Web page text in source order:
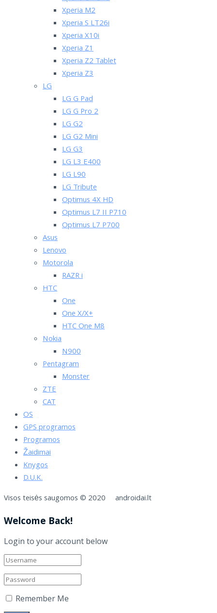
Xperia M2
Xperia S LT26i
Xperia X10i
Xperia Z1
Xperia Z2 Tablet
Xperia Z3
LG
LG G Pad
LG G Pro 2
LG G2
LG G2 Mini
LG G3
LG L3 E400
LG L90
LG Tribute
Optimus 4X HD
Optimus L7 II P710
Optimus L7 P700
Asus
Lenovo
Motorola
RAZR i
HTC
One
One X/X+
HTC One M8
Nokia
N900
Pentagram
Monster
ZTE
CAT
OS
GPS programos
Programos
Žaidimai
Knygos
D.U.K.
Visos teisės saugomos © 2020 androidai.lt
Welcome Back!
Login to your account below
Remember Me